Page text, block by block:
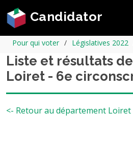
Candidator
Pour qui voter Législatives 2022
Liste et résultats
Loiret - 6e
<- Retour au département Loiret